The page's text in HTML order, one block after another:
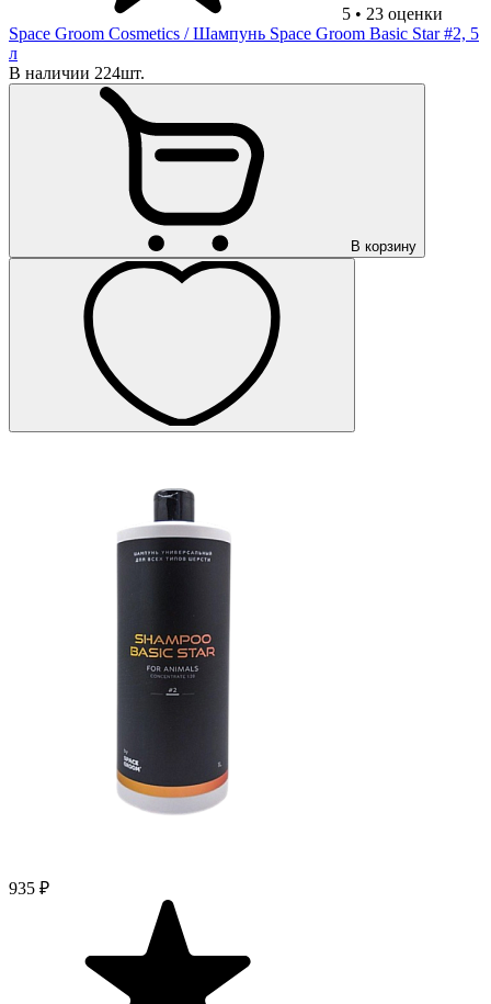
5 • 23 оценки
Space Groom Cosmetics / Шампунь Space Groom Basic Star #2, 5
л
В наличии 224шт.
В корзину
935 ₽